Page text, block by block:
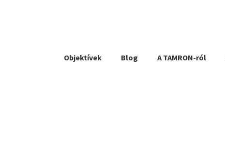
Objektívek Blog A TAMRON-ról